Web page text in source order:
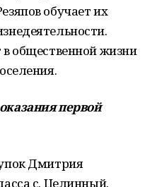
обучает их
в общественной жизни
первой
Дмитрия
с. Целинный.